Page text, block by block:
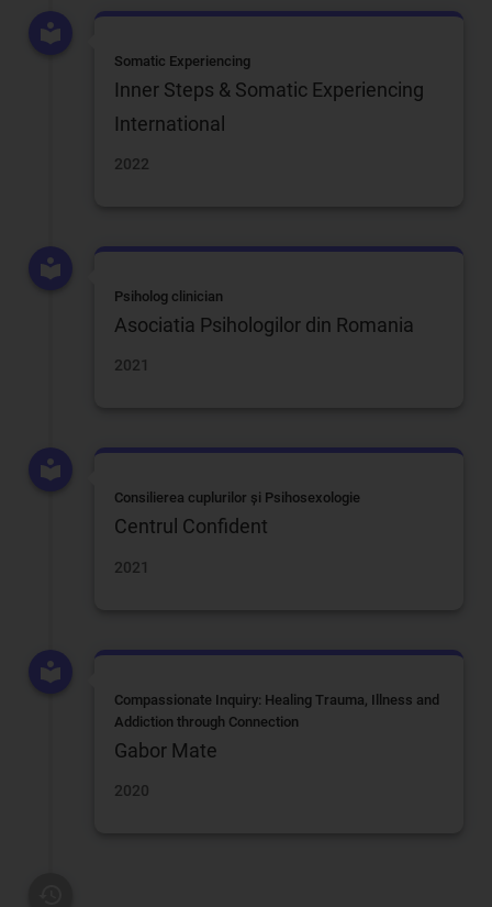
Somatic Experiencing
Inner Steps & Somatic Experiencing
International
2022
Psiholog clinician
Asociatia Psihologilor din Romania
2021
Consilierea cuplurilor și Psihosexologie
Centrul Confident
2021
Compassionate Inquiry: Healing Trauma, Illness and
Addiction through Connection
Gabor Mate
2020